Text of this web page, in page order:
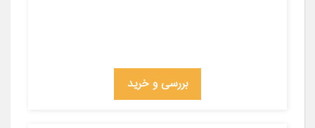
بررسی و خرید